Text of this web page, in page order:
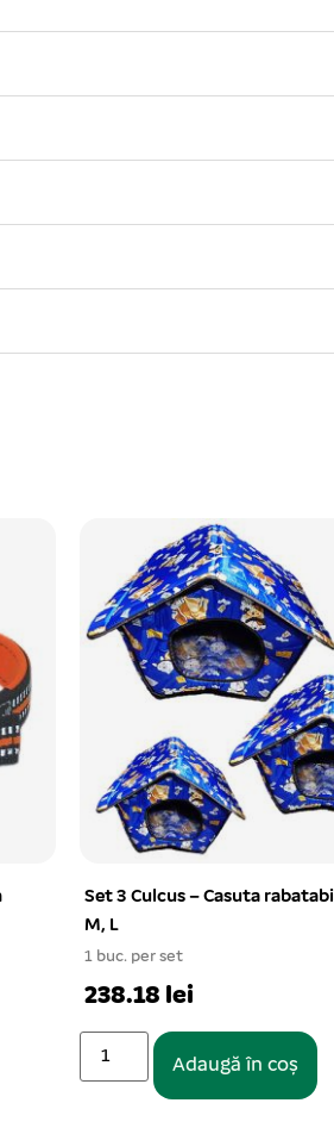
Carabiniera dubla 100 mm
1 buc. per set
6.75 lei
Adaugă în coș